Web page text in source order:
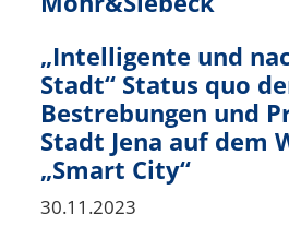
„Intelligente und
Stadt“ Status quo
Bestrebungen und
Stadt Jena auf dem
„Smart City“
30.11.2023